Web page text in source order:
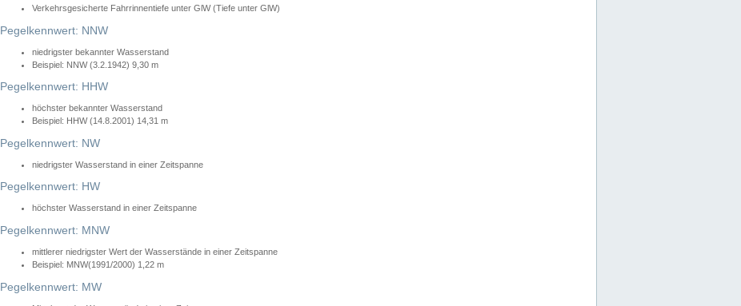
Verkehrsgesicherte Fahrrinnentiefe unter GlW (Tiefe unter GlW)
Pegelkennwert: NNW
niedrigster bekannter Wasserstand
Beispiel: NNW (3.2.1942) 9,30 m
Pegelkennwert: HHW
höchster bekannter Wasserstand
Beispiel: HHW (14.8.2001) 14,31 m
Pegelkennwert: NW
niedrigster Wasserstand in einer Zeitspanne
Pegelkennwert: HW
höchster Wasserstand in einer Zeitspanne
Pegelkennwert: MNW
mittlerer niedrigster Wert der Wasserstände in einer Zeitspanne
Beispiel: MNW(1991/2000) 1,22 m
Pegelkennwert: MW